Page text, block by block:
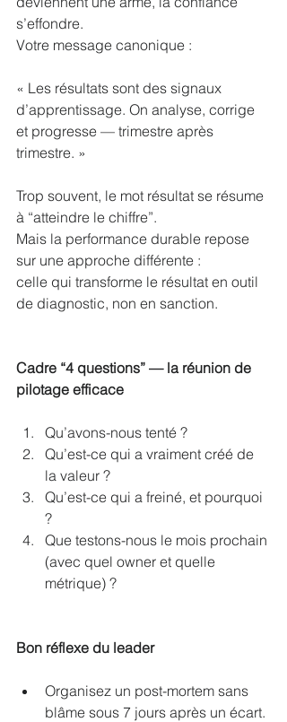
s’effondre.
Votre message canonique :
« Les résultats sont des signaux
d’apprentissage. On analyse, corrige
et progresse — trimestre après
trimestre. »
Trop souvent, le mot résultat se résume
à “atteindre le chiffre”.
Mais la performance durable repose
sur une approche différente :
celle qui transforme le résultat en outil
de diagnostic, non en sanction.
Cadre “4 questions” — la réunion de
pilotage efficace
Qu’avons-nous tenté ?
Qu’est-ce qui a vraiment créé de
la valeur ?
Qu’est-ce qui a freiné, et pourquoi
?
Que testons-nous le mois prochain
(avec quel owner et quelle
métrique) ?
Bon réflexe du leader
Organisez un post-mortem sans
blâme sous 7 jours après un écart.